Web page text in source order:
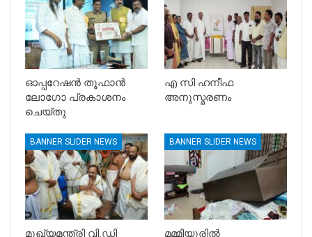
ഓപ്പറേഷൻ തൂഫാൻ
ലോഗോ പ്രകാശനം
ചെയ്തു
എ സി ഹനീഫ
അനുസ്മരണം
BANNER SLIDER NEWS
മുഖ്യമന്ത്രി വി.ഡി
BANNER SLIDER NEWS
മമ്മിയൂരിൽ